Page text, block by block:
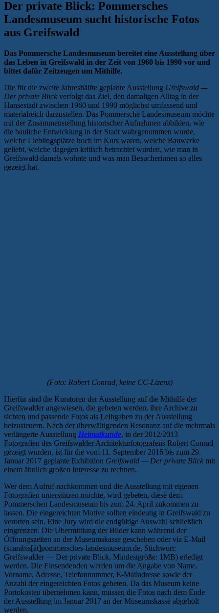
Der private Blick: Pommersches
Landesmuseum sucht historische Fotos
aus Greifswald
Das Pommersche Landesmuseum bereitet eine Ausstellung über
das Leben in Greifswald in der Zeit von 1960 bis 1990 vor und
bittet dafür Zeitzeugen um Mithilfe.
Die für die zweite Jahreshälfte geplante Ausstellung Greifswald —
Der private Blick verfolgt das Ziel, den damaligen Alltag in der
Hansestadt zwischen 1960 und 1990 möglichst umfassend und
materialreich darzustellen. Das Pommersche Landesmuseum möchte
mit der Zusammenstellung historischer Aufnahmen abbilden, wie
die bauliche Entwicklung in der Stadt wahrgenommen wurde,
welche Lieblingsplätze hoch im Kurs waren, welche Bauwerke
geliebt, welche dagegen kritisch betrachtet wurden, wie man in
Greifswald damals wohnte und was man Besucherinnen so alles
gezeigt hat.
(Foto: Robert Conrad, keine CC-Lizenz)
Hierfür sind die Kuratoren der Ausstellung auf die Mithilfe der
Greifswalder angewiesen, die gebeten werden, ihre Archive zu
sichten und passende Fotos als Leihgaben zu der Ausstellung
beizusteuern. Nach der überwältigenden Resonanz auf die mehrmals
verlängerte Ausstellung Heimatkunde, in der 2012/2013
Fotografien des Greifswalder Architekturfotografens Robert Conrad
gezeigt wurden, ist für die vom 11. September 2016 bis zum 29.
Januar 2017 geplante Exhibition Greifswald — Der private Blick mit
einem ähnlich großen Interesse zu rechnen.
Wer dem Aufruf nachkommen und die Ausstellung mit eigenen
Fotografien unterstützen möchte, wird gebeten, diese dem
Pommerschen Landesmuseum bis zum 24. April zukommen zu
lassen. Die eingereichten Motive sollten eindeutig in Greifswald zu
verorten sein. Eine Jury wird die endgültige Auswahl schließlich
eingrenzen. Die Übermittlung der Bilder kann während der
Öffnungszeiten an der Museumskasse geschehen oder via E-Mail
(scarabis[ät]pommersches-landesmuseum.de, Stichwort:
Greifswalder — Der private Blick, Mindestgröße: 1MB) erledigt
werden. Die Einsendenden werden um die Angabe von Name,
Vorname, Adresse, Telefonnummer, E-Mailadresse sowie der
Anzahl der eingereichten Fotos gebeten. Da das Museum keine
Portokosten übernehmen kann, müssen die Fotos nach dem Ende
der Ausstellung im Januar 2017 an der Museumskasse abgeholt
werden.